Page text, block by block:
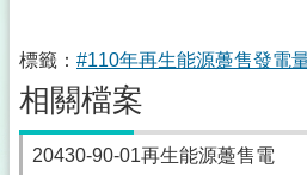
標籤： #110年再生能源躉售發電
相關檔案
20430-90-01再生能源躉售電